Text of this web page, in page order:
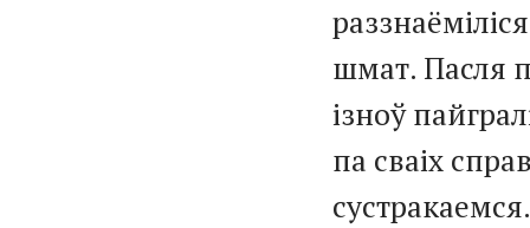
шмат. Пасля
ізноў
па сваіх